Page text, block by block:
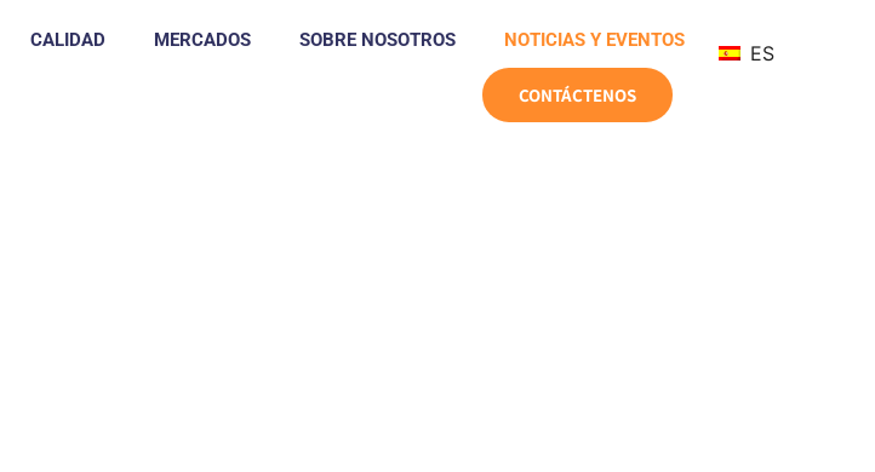
CALIDAD MERCADOS SOBRE NOSOTROS NOTICIAS Y EVENTOS
CONTÁCTENOS
ES